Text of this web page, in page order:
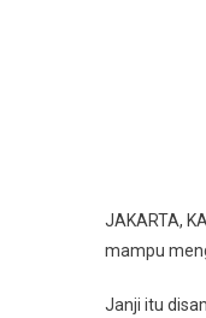
JAKARTA,
mampu
Janji itu